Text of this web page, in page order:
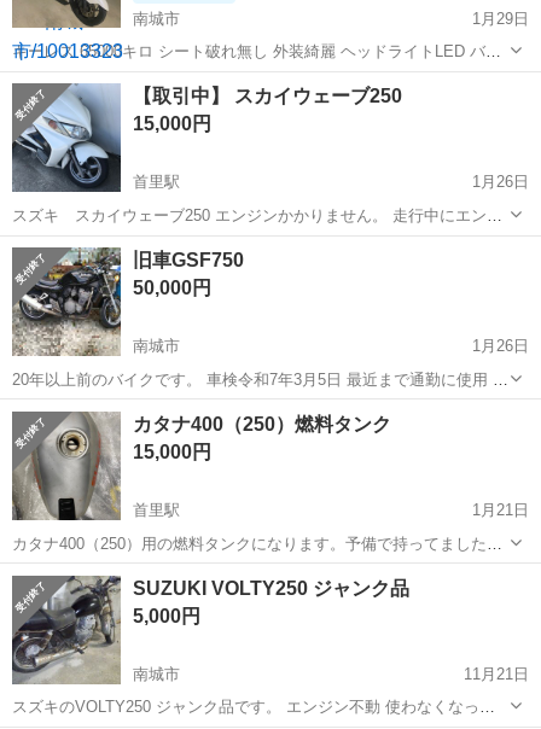
南城市
1月29日
キーレス 65000キロ シート破れ無し 外装綺麗 ヘッドライトLED バッ
クレスト ドリンクホルダー サイドスタンドキャンセル 追記 オイル、
フィルター交換しました。 現車確認してからお願いします。 現金でお
願い...
沖縄 南城市 スズキ スカイウェイブ
【取引中】 スカイウェーブ250
15,000円
首里駅
1月26日
スズキ スカイウェーブ250 エンジンかかりません。 走行中にエンジ
ン止まりガソリンもなかったのでガス欠と思い燃料入れてもセルは回
るけどかからなくて、オイルも入れてみたけどかからなくバッデリー
上がりました。 焼き付け？なんで...
沖縄 南城市 首里駅
旧車GSF750
50,000円
南城市
1月26日
20年以上前のバイクです。 車検令和7年3月5日 最近まで通勤に使用 乗
る機会が少ないので手放します。8万円のウオタニのコンピューターを
付けてます。コンピューターは1200CCの物です。現車確認は平日18
時〜20時
沖縄 南城市 スズキ
カタナ400（250）燃料タンク
15,000円
首里駅
1月21日
カタナ400（250）用の燃料タンクになります。予備で持ってましたが
勿体無いので必要な方に譲ります。買った時より安く出してます。 程
度は画像か現物確認でお願いします。
沖縄 南城市
SUZUKI VOLTY250 ジャンク品
5,000円
南城市
11月21日
スズキのVOLTY250 ジャンク品です。 エンジン不動 使わなくなって